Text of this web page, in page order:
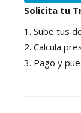
Solicita tu
1. Sube tus
2. Calcula
3. Pago y